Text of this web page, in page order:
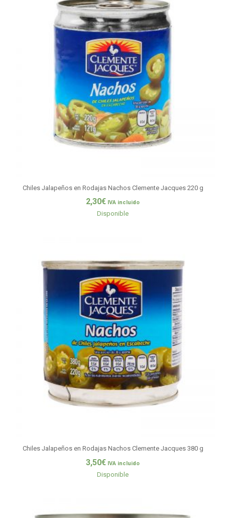
Chiles Jalapeños en Rodajas Nachos Clemente Jacques 220 g
2,30€ IVA incluido
Disponible
Chiles Jalapeños en Rodajas Nachos Clemente Jacques 380 g
3,50€ IVA incluido
Disponible